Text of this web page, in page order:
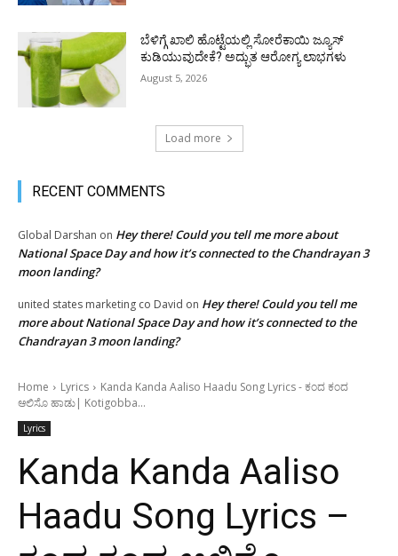
ಬೆಳಿಗ್ಗೆ ಖಾಲಿ ಹೊಟ್ಟೆಯಲ್ಲಿ ಸೋರೆಕಾಯಿ ಜ್ಯೂಸ್
ಕುಡಿಯುವುದೇಕೆ? ಅದ್ಭುತ ಆರೋಗ್ಯ ಲಾಭಗಳು
August 5, 2026
Load more
RECENT COMMENTS
Global Darshan on Hey there! Could you tell me more about
National Space Day and how it’s connected to the Chandrayan 3
moon landing?
united states marketing co David on Hey there! Could you tell me
more about National Space Day and how it’s connected to the
Chandrayan 3 moon landing?